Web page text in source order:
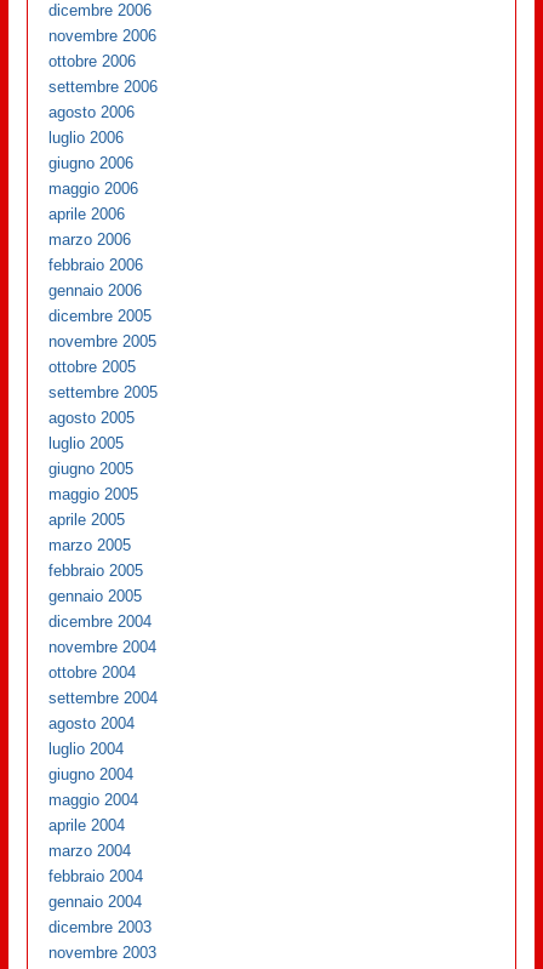
dicembre 2006
novembre 2006
ottobre 2006
settembre 2006
agosto 2006
luglio 2006
giugno 2006
maggio 2006
aprile 2006
marzo 2006
febbraio 2006
gennaio 2006
dicembre 2005
novembre 2005
ottobre 2005
settembre 2005
agosto 2005
luglio 2005
giugno 2005
maggio 2005
aprile 2005
marzo 2005
febbraio 2005
gennaio 2005
dicembre 2004
novembre 2004
ottobre 2004
settembre 2004
agosto 2004
luglio 2004
giugno 2004
maggio 2004
aprile 2004
marzo 2004
febbraio 2004
gennaio 2004
dicembre 2003
novembre 2003